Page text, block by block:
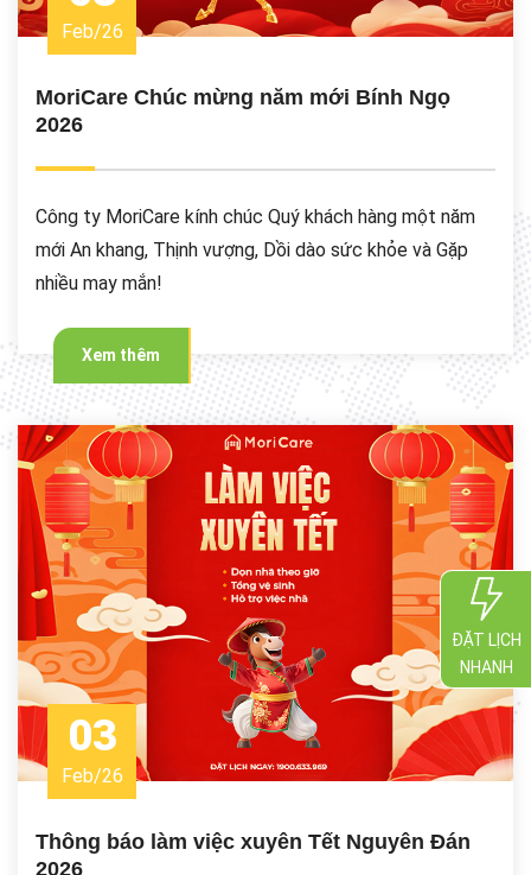
Feb/26
MoriCare Chúc mừng năm mới Bính Ngọ
2026
Công ty MoriCare kính chúc Quý khách hàng một năm
mới An khang, Thịnh vượng, Dồi dào sức khỏe và Gặp
nhiều may mắn!
Xem thêm
03
Feb/26
Thông báo làm việc xuyên Tết Nguyên Đán
2026
ĐẶT LỊCH
NHANH